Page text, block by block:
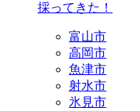
採ってきた！
富山市
高岡市
魚津市
射水市
氷見市